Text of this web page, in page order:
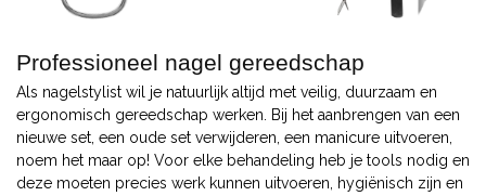
Professioneel nagel gereedschap
Als nagelstylist wil je natuurlijk altijd met veilig, duurzaam en
ergonomisch gereedschap werken. Bij het aanbrengen van een
nieuwe set, een oude set verwijderen, een manicure uitvoeren,
noem het maar op! Voor elke behandeling heb je tools nodig en
deze moeten precies werk kunnen uitvoeren, hygiënisch zijn en